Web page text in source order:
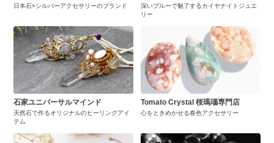
日本石×シルバーアクセサリーのブランド
深いブルーで魅了するカイヤナイトジュエ
リー
石家ユニバーサルマインド
天然石で作るオリジナルのヒーリングアイ
テム
Tomato Crystal 桜瑪瑙専門店
心をときめかせる春色アクセサリー